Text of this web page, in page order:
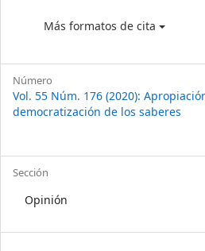
Más formatos de cita
Número
Vol. 55 Núm. 176 (2020):
democratización de los saberes
Sección
Opinión